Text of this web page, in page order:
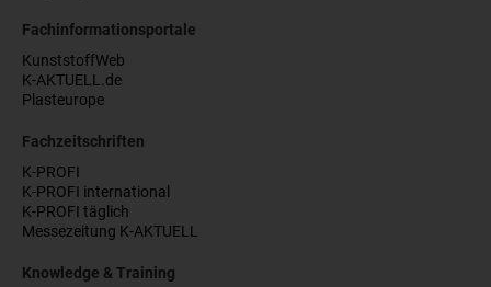
Fachinformationsportale
KunststoffWeb
K-AKTUELL.de
Plasteurope
Fachzeitschriften
K-PROFI
K-PROFI international
K-PROFI täglich
Messezeitung K-AKTUELL
Knowledge & Training